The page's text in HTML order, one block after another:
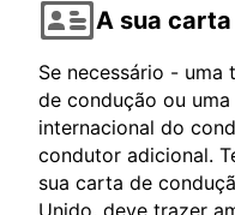
A sua
Se necessário -
de condução ou
internacional do
condutor adicional.
sua carta de